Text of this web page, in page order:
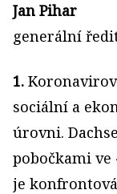
Jan Pihar
generální
1.
sociální a
úrovni.
pobočkami ve
je